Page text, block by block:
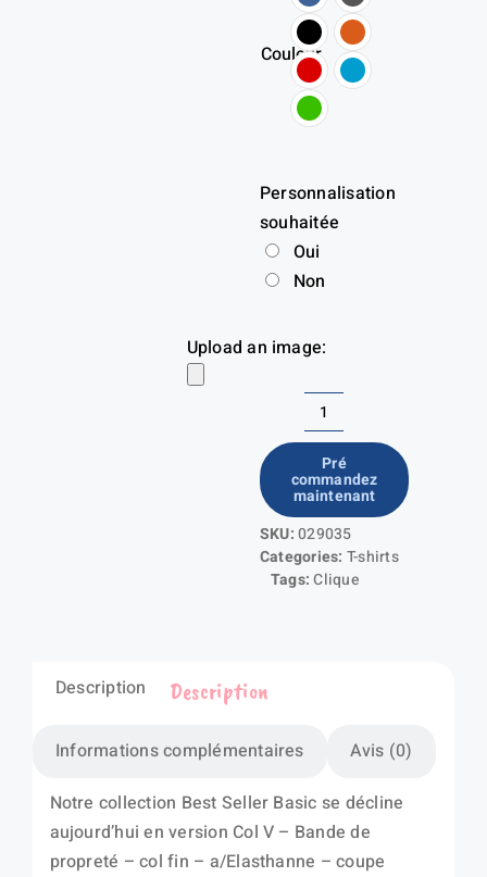
Couleur
Personnalisation
souhaitée
Oui
Non
Upload an image:
quantité
de
Basic-
T
V-
neck
Pré
commandez
maintenant
SKU:029035
Categories: T-shirts
Tags:Clique
Description
Informations complémentaires Avis (0)
Description
Notre collection Best Seller Basic se décline
aujourd’hui en version Col V – Bande de
propreté – col fin – a/Elasthanne – coupe